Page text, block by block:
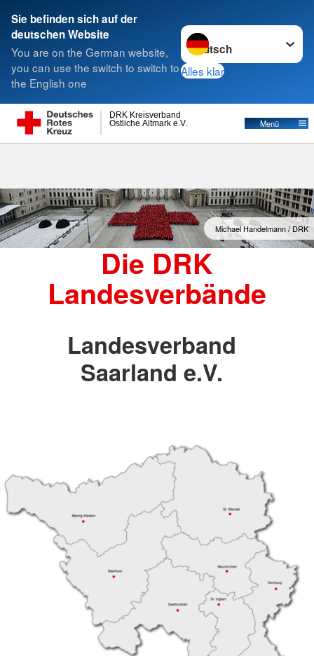
Sie befinden sich auf der
deutschen Website
You are on the German website,
you can use the switch to switch to
the English one
Sprache wechseln zu
Alles klar
Östliche Altmark e.V.
DRK Kreisverband
Menü
Suche
Landesverbände
Michael Handelmann / DRK
Die DRK
Landesverbände
Landesverband
Saarland e.V.